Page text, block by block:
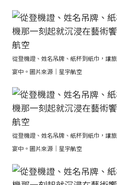
從登機證、姓名吊牌、紙杯到紙巾，讓
宴中。圖片來源｜星宇航空
從登機證、姓名吊牌、紙杯到紙巾，讓
宴中。圖片來源｜星宇航空